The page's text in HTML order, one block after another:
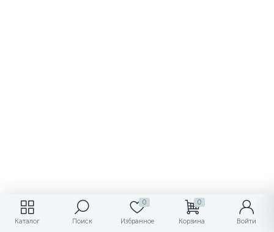
Каталог Поиск
0
Избранное
0
Корзина Войти